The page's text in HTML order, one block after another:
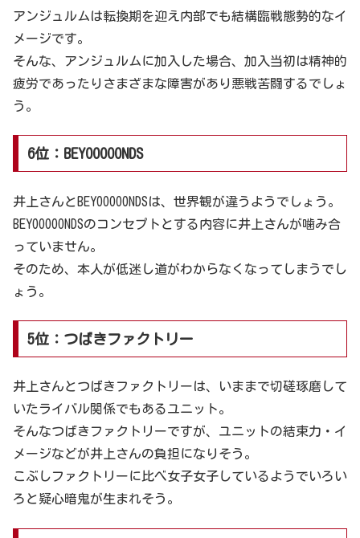
アンジュルムは転換期を迎え内部でも結構臨戦態勢的なイ
メージです。
そんな、アンジュルムに加入した場合、加入当初は精神的
疲労であったりさまざまな障害があり悪戦苦闘するでしょ
う。
6位：BEYOOOOONDS
井上さんとBEYOOOOONDSは、世界観が違うようでしょう。
BEYOOOOONDSのコンセプトとする内容に井上さんが噛み合
っていません。
そのため、本人が低迷し道がわからなくなってしまうでし
ょう。
5位：つばきファクトリー
井上さんとつばきファクトリーは、いままで切磋琢磨して
いたライバル関係でもあるユニット。
そんなつばきファクトリーですが、ユニットの結束力・イ
メージなどが井上さんの負担になりそう。
こぶしファクトリーに比べ女子女子しているようでいろい
ろと疑心暗鬼が生まれそう。